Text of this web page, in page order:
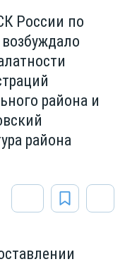
России по
района и
района